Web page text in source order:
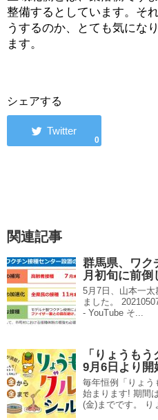
整備するとしています。そ
うするのか、とても気にな
ます。
シェアする
0
関連記事
群馬県、ワク
月初旬に前倒
5月7日、山本一
ました。
- YouTube そ...
「りょうも
9月6日より開
毎年恒例「りょう
始まります! 期間
(金)までです。 り